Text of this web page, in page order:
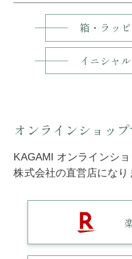
箱・ラッ
イニシャ
オンラインショッ
KAGAMI オンラインシ
株式会社の直営店になり